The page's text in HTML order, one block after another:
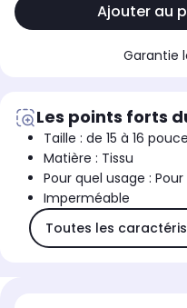
Ajouter au
Garantie
Les points forts
Taille : de 15 à 16
Matière : Tissu
Pour quel usage :
Imperméable
Toutes les